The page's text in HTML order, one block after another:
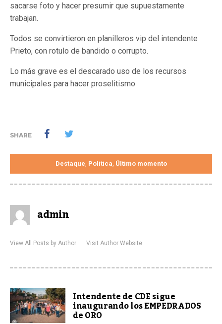
sacarse foto y hacer presumir que supuestamente
trabajan.
Todos se convirtieron en planilleros vip del intendente
Prieto, con rotulo de bandido o corrupto.
Lo más grave es el descarado uso de los recursos
municipales para hacer proselitismo
SHARE
Destaque, Politica, Último momento
admin
View All Posts by Author Visit Author Website
Intendente de CDE sigue
inaugurando los EMPEDRADOS
de ORO